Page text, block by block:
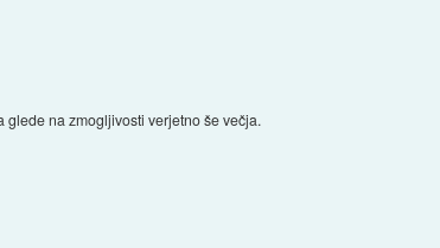
na zmogljivosti verjetno še večja.